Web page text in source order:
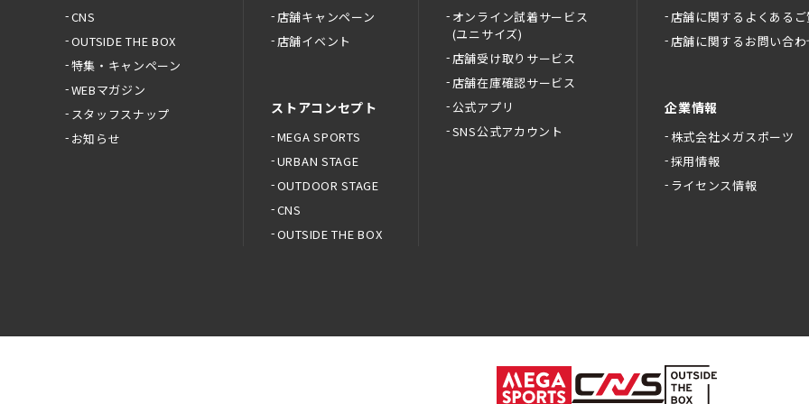
CNS
OUTSIDE THE BOX
特集・キャンペーン
WEBマガジン
スタッフスナップ
お知らせ
店舗キャンペーン
店舗イベント
ストアコンセプト
MEGA SPORTS
URBAN STAGE
OUTDOOR STAGE
CNS
OUTSIDE THE BOX
オンライン試着サービス
(ユニサイズ)
店舗受け取りサービス
店舗在庫確認サービス
公式アプリ
SNS公式アカウント
店舗に関するよくある
店舗に関するお問い合
企業情報
株式会社メガスポーツ
採用情報
ライセンス情報